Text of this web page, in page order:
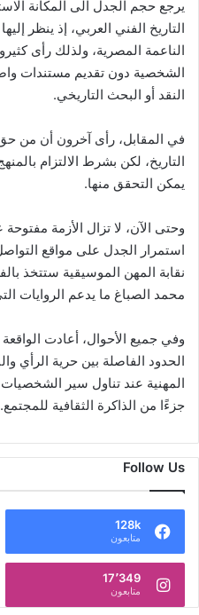
يرجع حجم الجدل الى المكانة
التاريخ الفني العربي، إذ ينظر
الناعمة المصرية، ولذلك رأى
الشخصية دون تقديم مستندات
النقد أو البحث التاريخي.
في المقابل، رأى آخرون أن من حق
التاريخ، لكن بشرط الالتزام
يمكن التحقق منها.
وحتى الآن، لا تزال الأزمة
استمرار الجدل على مواقع
نقابة المهن الموسيقية ستتخذ
محمد الصباغ ما يدعم الروايات
وفي جميع الأحوال، أعادت
الحدود الفاصلة بين حرية الرأي
المهنية عند تناول سير
جزءًا من الذاكرة الثقافية للمجتمع.
Follow Us
128k
متابعون
17٬349
متابعون